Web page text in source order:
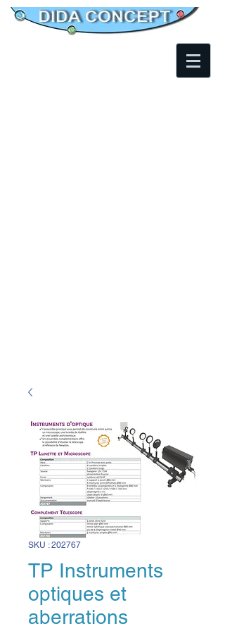
SKU : 202767
TP Instruments
optiques et
aberrations